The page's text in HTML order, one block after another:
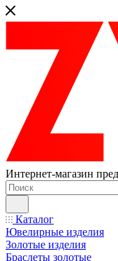
Интернет-магазин
Каталог
Ювелирные изделия
Золотые изделия
Браслеты золотые